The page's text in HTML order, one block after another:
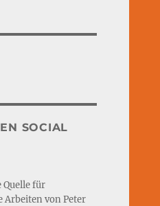
SOCIAL
für
von Peter